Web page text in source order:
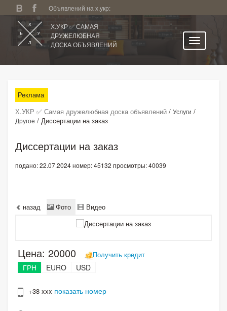
Объявлений на х.укр:
Х.УКР ✅ САМАЯ
ДРУЖЕЛЮБНАЯ
ДОСКА ОБЪЯВЛЕНИЙ
Все регионы
Категории
Избранное
Поиск по сайту
Подать объявление
Реклама
Х.УКР ✅ Самая дружелюбная доска объявлений / Услуги /
Другое / Диссертации на заказ
Диссертации на заказ
подано: 22.07.2024номер: 45132 просмотры: 40039
назад Фото Видео
Цена: 20000 Получить кредит
ГРН EURO USD
+38 xxx показать номер